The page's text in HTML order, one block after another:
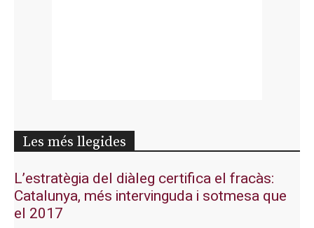
Les més llegides
L’estratègia del diàleg certifica el fracàs:
Catalunya, més intervinguda i sotmesa que
el 2017